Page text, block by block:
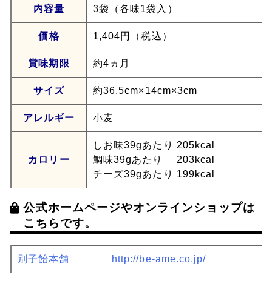
内容量 3袋（各味1袋入）
価格 1,404円（税込）
賞味期限 約4ヵ月
サイズ 約36.5cm×14cm×3cm
アレルギー 小麦
カロリー
しお味39gあたり 205kcal
鯛味39gあたり 203kcal
チーズ39gあたり 199kcal
公式ホームページやオンラインショップは
こちらです。
別子飴本舗 http://be-ame.co.jp/